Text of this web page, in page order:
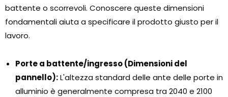
battente o scorrevoli. Conoscere queste dimensioni
fondamentali aiuta a specificare il prodotto giusto per il
lavoro.
Porte a battente/ingresso (Dimensioni del
pannello):L'altezza standard delle ante delle porte in
alluminio è generalmente compresa tra 2040 e 2100